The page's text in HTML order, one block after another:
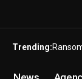
Trending: